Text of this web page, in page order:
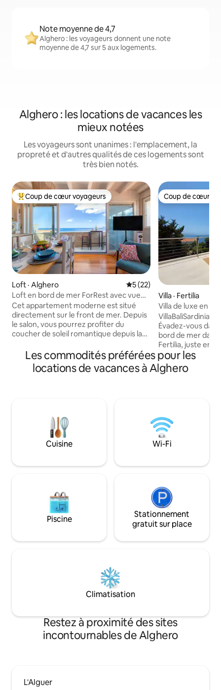
Note moyenne de 4,7
Alghero : les voyageurs donnent une note
moyenne de 4,7 sur 5 aux logements.
Alghero : les locations de vacances les
mieux notées
Les voyageurs sont unanimes : l'emplacement, la
propreté et d'autres qualités de ces logements sont
très bien notés.
Coup de cœur voyageurs parmi les plus aimés
Coup de cœur voyageurs
Loft · Alghero Note moyenne de 5 sur 5,
5 (22)
Loft en bord de mer ForRest avec vue
121
Cet appartement moderne est situé
directement sur le front de mer. Depuis
le salon, vous pourrez profiter du
coucher de soleil romantique depuis la
dispose d'un lit confortable, d'une
fenêtre insonorisée et d'un volet pour
un séjour relaxant. La cuisine
monuments historiques et des
restaurants. Le port et les plages sont à
quelques minutes à pied, l'aéroport est à
Coup de cœur
Coup de cœur
Villa · Fertilia
Villa de luxe en
Piscine sur le toit
VillaBaliSardinia :
Évadez-vous
bord de mer
Fertilia, juste
d'Alghero et
plages et
Bombarde, Porto
quelques pas
vous en
terrasse avec vue
Les commodités préférées pour les
locations de vacances à Alghero
Cuisine Wi-Fi
Piscine
Stationnement
gratuit sur place
Climatisation
Restez à proximité des sites
incontournables de Alghero
L'Alguer